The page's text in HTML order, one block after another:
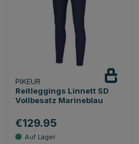
PIKEUR
Reitleggings Linnett SD
Vollbesatz Marineblau
€129.95